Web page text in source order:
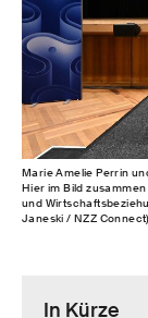
Marie Amelie Perrin
Hier im Bild
und
Janeski / NZZ Connect)
In Kürze